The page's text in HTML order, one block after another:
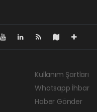
Kullanım Şartları
Whatsapp İhbar
Haber Gönder